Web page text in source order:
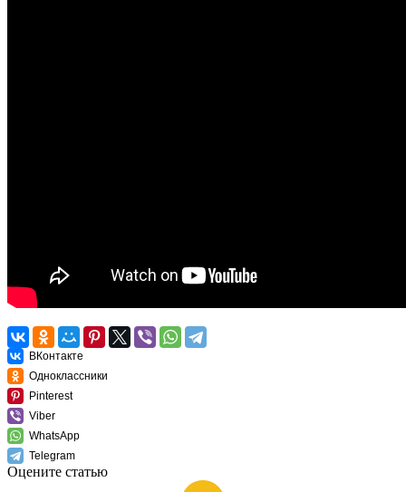
ВКонтакте
Одноклассники
Pinterest
Viber
WhatsApp
Telegram
Оцените статью